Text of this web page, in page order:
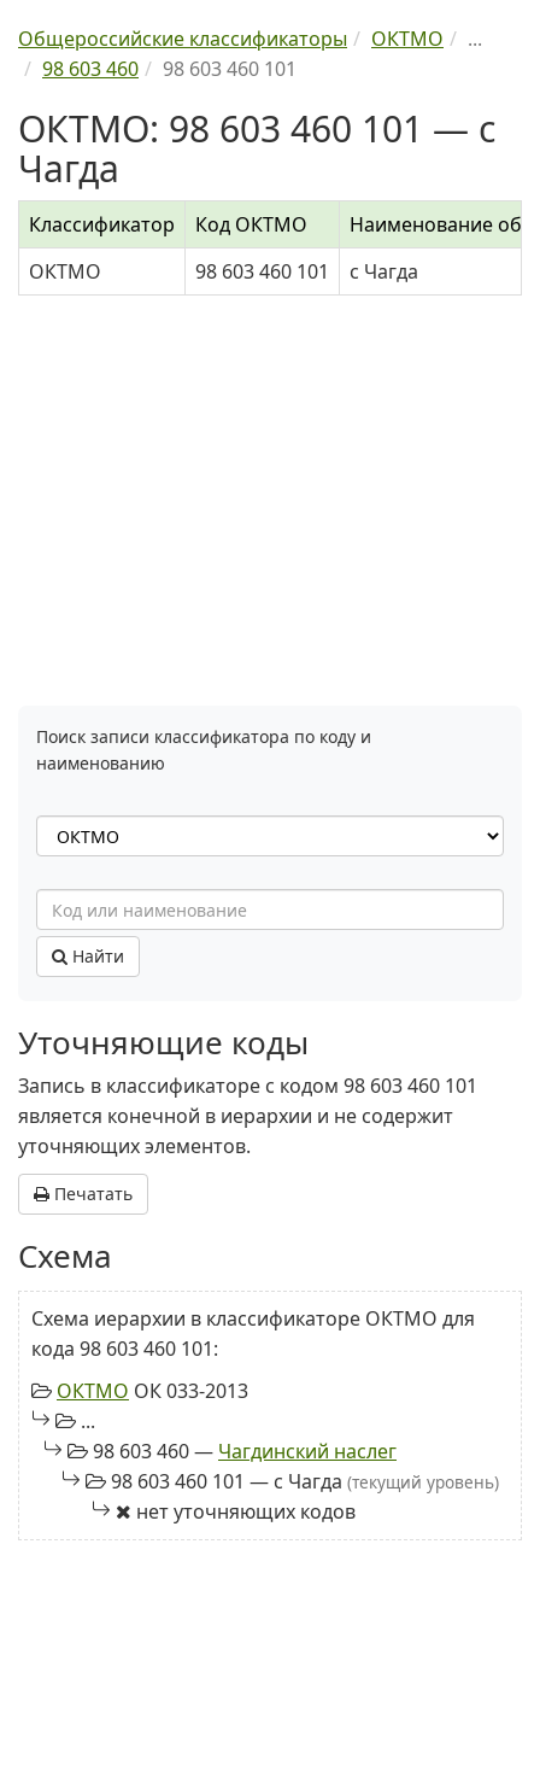
Общероссийские классификаторы ОКТМО
...
98 603 460
98 603 460 101
ОКТМО: 98 603 460 101 — с
Чагда
Классификатор Код ОКТМО
Наименование
ОКТМО
98 603 460 101 с Чагда
Поиск записи классификатора по коду и
наименованию
Найти
Уточняющие коды
Запись в классификаторе с кодом 98 603 460 101
является конечной в иерархии и не содержит
уточняющих элементов.
Печатать
Схема
Схема иерархии в классификаторе ОКТМО для
кода 98 603 460 101:
ОКТМО ОК 033-2013
...
98 603 460 — Чагдинский наслег
98 603 460 101 — с Чагда (текущий уровень)
нет уточняющих кодов